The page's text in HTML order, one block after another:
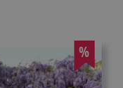
%